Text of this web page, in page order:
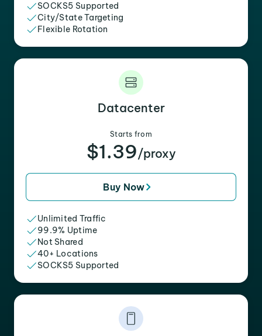
SOCKS5 Supported
City/State Targeting
Flexible Rotation
Datacenter
Starts from
$1.39/proxy
Buy Now
Unlimited Traffic
99.9% Uptime
Not Shared
40+ Locations
SOCKS5 Supported